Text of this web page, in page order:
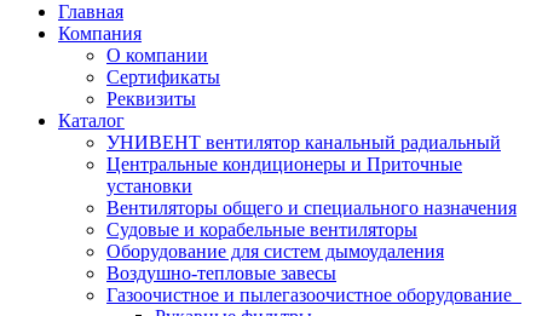
Главная
Компания
О компании
Сертификаты
Реквизиты
Каталог
УНИВЕНТ вентилятор канальный радиальный
Центральные кондиционеры и Приточные
установки
Вентиляторы общего и специального назначения
Судовые и корабельные вентиляторы
Оборудование для систем дымоудаления
Воздушно-тепловые завесы
Газоочистное и пылегазоочистное оборудование